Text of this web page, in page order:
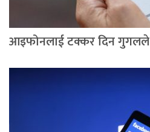
आइफोनलाई टक्कर दिन गुगलले